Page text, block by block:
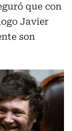
que con
Javier
son